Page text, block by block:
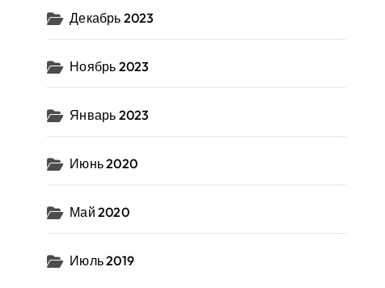
Декабрь 2023
Ноябрь 2023
Январь 2023
Июнь 2020
Май 2020
Июль 2019